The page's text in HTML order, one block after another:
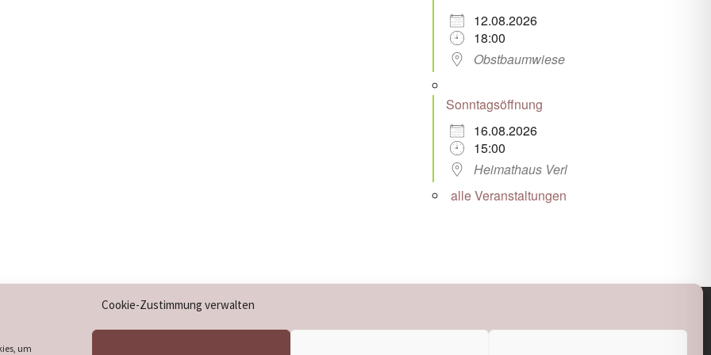
Cookie-Zustimmung verwalten
um
12.08.2026
18:00
Obstbaumwiese
Sonntagsöffnung
16.08.2026
15:00
Heimathaus Verl
alle Veranstaltungen